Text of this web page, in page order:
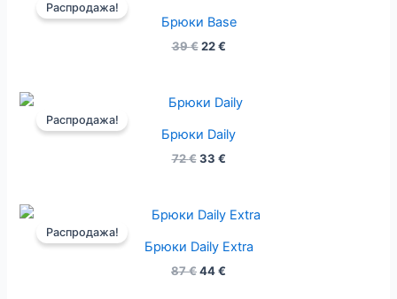
Распродажа!
Брюки Base
39€
составляла
39 €.
22€
22 €.
Распродажа!
Брюки Daily
72€
Первоначальная
составляла
72 €.
33 €
Текущая
цена:
33 €.
Распродажа!
Брюки Daily Extra
87€
Первоначальная
цена
составляла
87 €.
44€
Текущая
44 €.